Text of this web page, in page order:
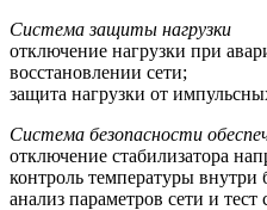
Система защиты нагрузки
отключение нагрузки при
восстановлении сети;
защита нагрузки от
Система безопасности
отключение стабилизатора
контроль температуры внутри
анализ параметров сети и